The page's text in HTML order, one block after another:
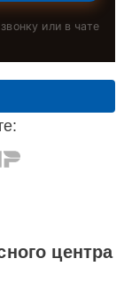
или в чате
центра